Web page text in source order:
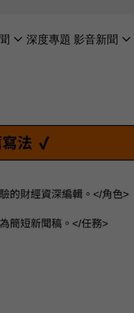
深度專題 影音新聞